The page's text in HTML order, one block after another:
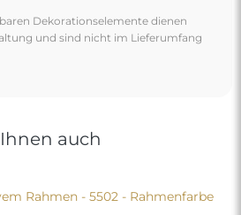
Dekorationselemente dienen
und sind nicht im Lieferumfang
auch